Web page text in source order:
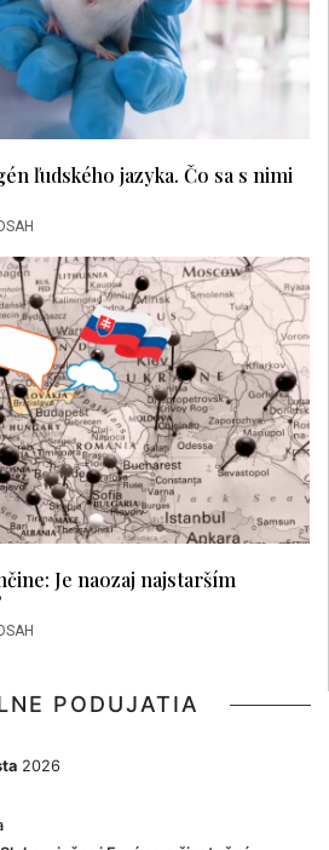
ľudského jazyka. Čo sa s nimi
Je naozaj najstarším
PODUJATIA
2026